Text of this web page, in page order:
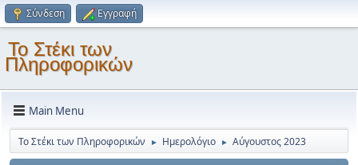
Σύνδεση Εγγραφή
Το Στέκι των
Πληροφορικών
Main Menu
Το Στέκι των Πληροφορικών ► Ημερολόγιο ► Αύγουστος 2023